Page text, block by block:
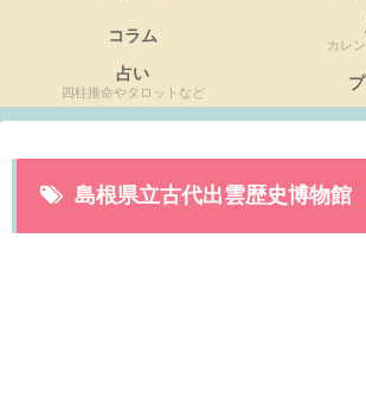
コラム カレ
占い
四柱推命やタロットなど
島根県立古代出雲歴史博物館